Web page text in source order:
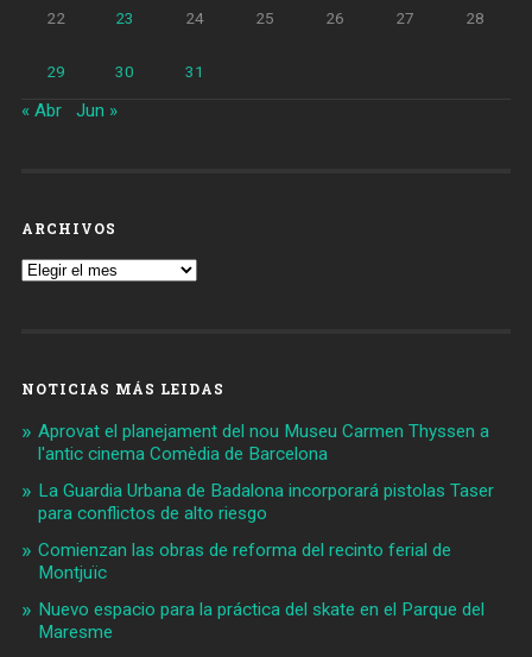
22 23 24 25 26 27 28
29 30 31
« Abr Jun »
ARCHIVOS
Archivos
NOTICIAS MÁS LEIDAS
Aprovat el planejament del nou Museu Carmen Thyssen a
l'antic cinema Comèdia de Barcelona
La Guardia Urbana de Badalona incorporará pistolas Taser
para conflictos de alto riesgo
Comienzan las obras de reforma del recinto ferial de
Montjuïc
Nuevo espacio para la práctica del skate en el Parque del
Maresme